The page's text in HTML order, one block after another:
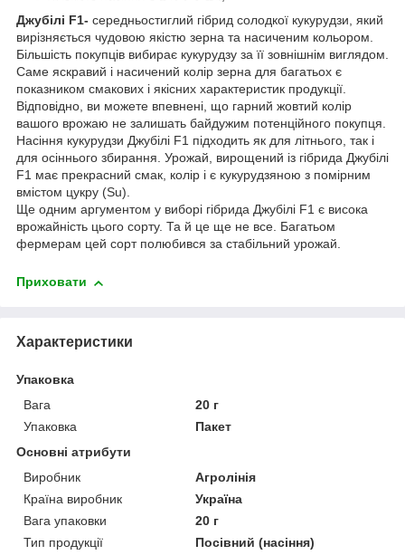
Джубілі F1- середньостиглий гібрид солодкої кукурудзи, який
вирізняється чудовою якістю зерна та насиченим кольором.
Більшість покупців вибирає кукурудзу за її зовнішнім виглядом.
Саме яскравий і насичений колір зерна для багатьох є
показником смакових і якісних характеристик продукції.
Відповідно, ви можете впевнені, що гарний жовтий колір
вашого врожаю не залишать байдужим потенційного покупця.
Насіння кукурудзи Джубілі F1 підходить як для літнього, так і
для осіннього збирання. Урожай, вирощений із гібрида Джубілі
F1 має прекрасний смак, колір і є кукурудзяною з помірним
вмістом цукру (Su).
Ще одним аргументом у виборі гібрида Джубілі F1 є висока
врожайність цього сорту. Та й це ще не все. Багатьом
фермерам цей сорт полюбився за стабільний урожай.
Приховати
Характеристики
Упаковка
Вага
20 г
Упаковка
Пакет
Основні атрибути
Виробник
Агролінія
Країна виробник
Україна
Вага упаковки
20 г
Тип продукції
Посівний (насіння)